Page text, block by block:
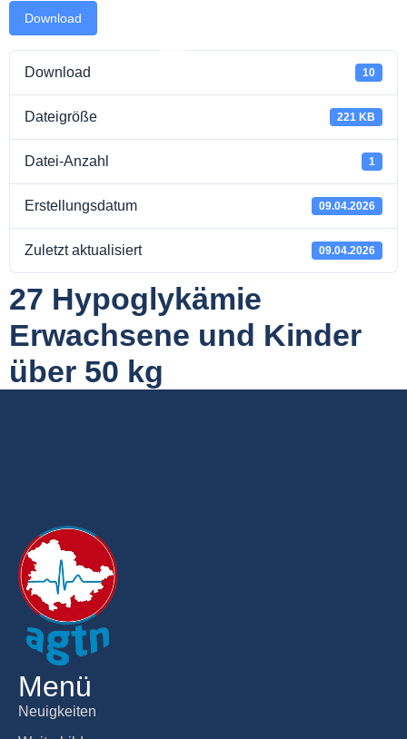
Download
Download 10
Dateigröße 221 KB
Datei-Anzahl 1
Erstellungsdatum 09.04.2026
Zuletzt aktualisiert 09.04.2026
27 Hypoglykämie
Erwachsene und Kinder
über 50 kg
Menü
Neuigkeiten